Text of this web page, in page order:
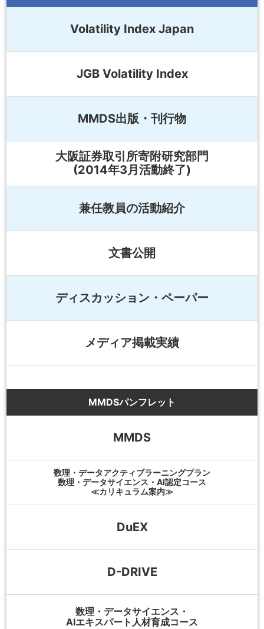
Volatility Index Japan
JGB Volatility Index
MMDS出版・刊行物
大阪証券取引所寄附研究部門
(2014年3月活動終了)
兼任教員の活動紹介
文書公開
ディスカッション・ペーパー
メディア掲載実績
MMDSパンフレット
MMDS
数理・データアクティブラーニングプラン
数理・データサイエンス・AI認定コース
≪カリキュラム案内≫
DuEX
D-DRIVE
数理・データサイエンス・
AIエキスパート人材育成コース